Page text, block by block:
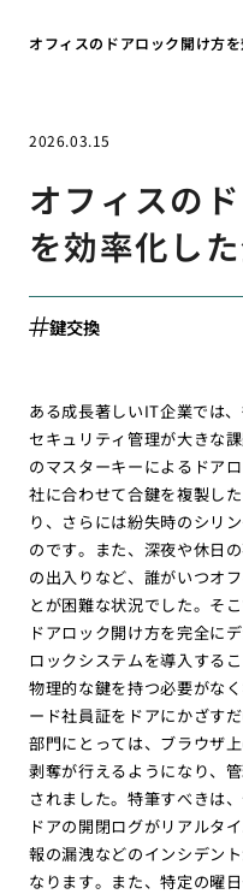
オフィスのドアロック開け方
2026.03.15
オフィスの
を効率化し
鍵交換
ある成長著しいIT企業では
セキュリティ管理が大きな
のマスターキーによるドア
社に合わせて合鍵を複製し
り、さらには紛失時のシリ
のです。また、深夜や休日
の出入りなど、誰がいつオ
とが困難な状況でした。そ
ドアロック開け方を完全に
ロックシステムを導入する
物理的な鍵を持つ必要がな
ード社員証をドアにかざす
部門にとっては、ブラウザ
剥奪が行えるようになり、
されました。特筆すべきは
ドアの開閉ログがリアルタ
報の漏洩などのインシデン
なります。また、特定の曜